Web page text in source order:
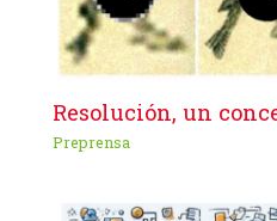
Resolución, un
Preprensa